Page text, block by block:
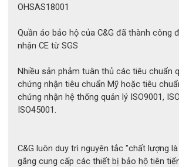
OHSAS18001
Quần áo bảo hộ của C&G đã thành công
nhận CE từ SGS
Nhiều sản phảm tuân thủ các tiêu chuẩn
chứng nhận tiêu chuẩn Mỹ hoặc tiêu
chứng nhận hệ thống quản lý ISO9001,
ISO45001.
C&G luôn duy trì nguyên tắc "chất lượng
gắng cung cấp các thiết bị bảo hộ tiên